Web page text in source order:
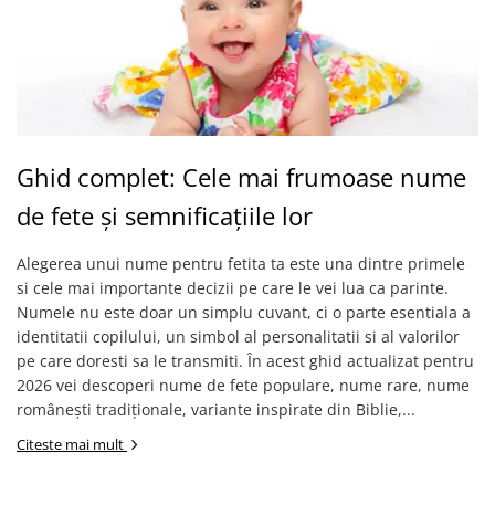
Ghid complet: Cele mai frumoase nume
de fete și semnificațiile lor
Alegerea unui nume pentru fetita ta este una dintre primele
si cele mai importante decizii pe care le vei lua ca parinte.
Numele nu este doar un simplu cuvant, ci o parte esentiala a
identitatii copilului, un simbol al personalitatii si al valorilor
pe care doresti sa le transmiti. În acest ghid actualizat pentru
2026 vei descoperi nume de fete populare, nume rare, nume
românești tradiționale, variante inspirate din Biblie,...
Citeste mai mult